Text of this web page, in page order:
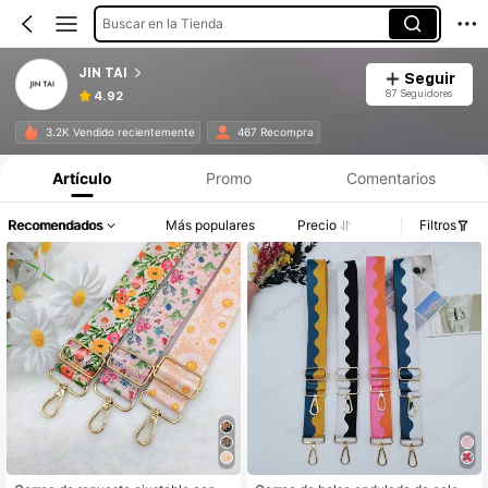
Buscar en la Tienda
JIN TAI
4.92
Seguir
87 Seguidores
3.2K Vendido recientemente 467 Recompra
Artículo Promo Comentarios
Recomendados Más populares Precio Filtros